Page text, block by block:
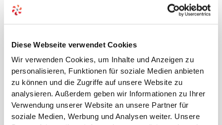
Diese Webseite verwendet Cookies
Wir verwenden Cookies, um Inhalte und Anzeigen zu
personalisieren, Funktionen für soziale Medien anbieten
zu können und die Zugriffe auf unsere Website zu
analysieren. Außerdem geben wir Informationen zu Ihrer
Verwendung unserer Website an unsere Partner für
soziale Medien, Werbung und Analysen weiter. Unsere
要初步或永久纳入DIGA名录的临床试验（临床试验）究竟
应该是什么样子，必须始终根据具体情况确定，同时要考虑
bFarm讨论此类研究的重要方面，并有各自领域的专家参
程，对研究要素的要求有进一步的规范，因此始终需要专家
进行最新且非常仔细的准备。
我们也可以支持你吗？随时安排第一次不具约束力的预约
里。